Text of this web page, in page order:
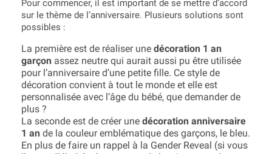
Pour commencer, il est important de se mettre d’accord
sur le thème de l’anniversaire. Plusieurs solutions sont
possibles :
La première est de réaliser une décoration 1 an
garçon assez neutre qui aurait aussi pu être utilisée
pour l’anniversaire d’une petite fille. Ce style de
décoration convient à tout le monde et elle est
personnalisée avec l’âge du bébé, que demander de
plus ?
La seconde est de créer une décoration anniversaire
1 an de la couleur emblématique des garçons, le bleu.
En plus de faire un rappel à la Gender Reveal (si vous